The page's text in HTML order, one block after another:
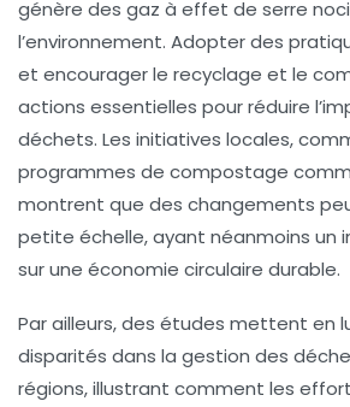
génère des gaz à effet de serre
l’environnement. Adopter des
et encourager le recyclage et le
actions essentielles pour réduire
déchets. Les initiatives locales,
programmes de compostage
montrent que des changements
petite échelle, ayant néanmoins un
sur une économie circulaire durable.
Par ailleurs, des études mettent en
disparités dans la gestion des
régions, illustrant comment les